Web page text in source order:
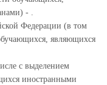
- .
Федерации (в том
являющихся
с выделением
иностранными